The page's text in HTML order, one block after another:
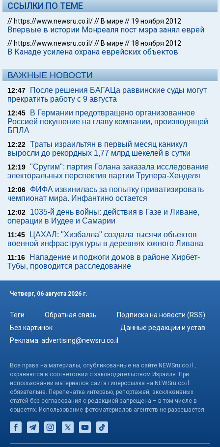
ССЫЛКИ ПО ТЕМЕ
// https://www.newsru.co.il/// В мире // 19 ноября 2012
Впервые в истории Монреаля пост мэра занял еврей
// https://www.newsru.co.il/// В мире // 18 ноября 2012
В Канаде усилена охрана еврейских объектов
ВАЖНЫЕ НОВОСТИ
12:47
После решения БАГАЦа раввинские суды могут
прекратить работу с 9 августа
12:45
В Германии предотвращено организованное
Россией покушение на главу компании, производящей
БПЛА
12:22 Траты израильтян в первый месяц каникул
выросли до рекордных 1,77 млрд шекелей в сутки
12:19 "Сругим": партия Голана заказала исследование
электоральных перспектив партии Трупера-Хенделя
12:06
ФИФА извинилась за попытку приватизировать
чемпионат мира. Инфантино остается
12:02
1035-й день войны: действия в Газе и Ливане,
операции в Иудее и Самарии
11:45
ЦАХАЛ: "Хизбалла" создала тысячи объектов
военной инфраструктуры в деревнях южного Ливана
11:16
Нападение и поджоги домов в районе Хирбет-
Тубы, проводится расследование
Четверг, 06 августа 2026 г.
Теги Обратная связь
Подписка на новости (RSS)
Без картинок
Данные редакции и устав
Реклама: advertising@newsru.co.il
Все права на материалы, опубликованные на сайте NEWSru.co.il ,
охраняются в соответствии с законодательством Израиля. При
использовании материалов сайта гиперссылка на NEWSru.co.il
обязательна. Перепечатка интервью, репортажей, эксклюзивных
статей без согласования с редакцией запрещена – в том числе в
соцсетях. Использование фотоматериалов агентств не разрешается.